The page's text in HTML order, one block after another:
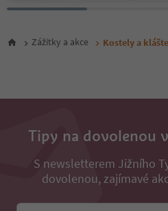
Zážitky a akce Kostely a
Tipy na dovolenou
S newsletterem Jižního
dovolenou, zajímavé